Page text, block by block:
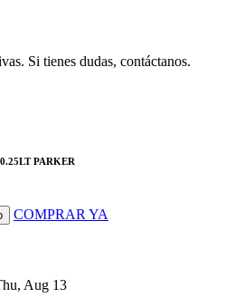
Si tienes dudas, contáctanos.
PARKER
COMPRAR YA
Aug 13